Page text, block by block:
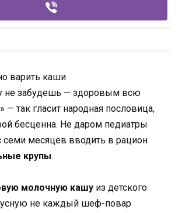
не забудешь — здоровым всю
так гласит народная пословица,
бесценна. Не даром педиатры
семи месяцев вводить в рацион
крупы.
молочную кашу из детского
не каждый шеф-повар